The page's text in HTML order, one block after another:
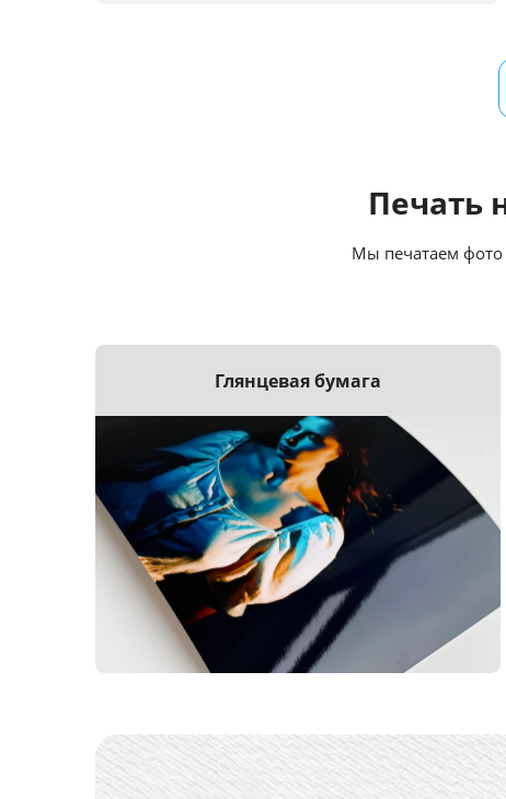
Печать
Мы печатаем фото
Глянцевая бумага